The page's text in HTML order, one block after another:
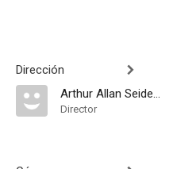
Dirección
Arthur Allan Seidelman
Director